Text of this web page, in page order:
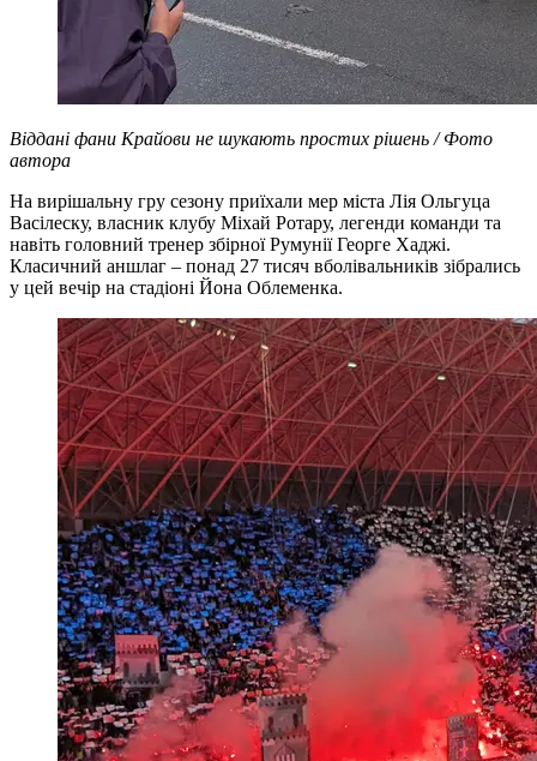
Віддані фани Крайови не шукають простих рішень / Фото
автора
На вирішальну гру сезону приїхали мер міста Лія Ольгуца
Васілеску, власник клубу Міхай Ротару, легенди команди та
навіть головний тренер збірної Румунії Георге Хаджі.
Класичний аншлаг – понад 27 тисяч вболівальників зібрались
у цей вечір на стадіоні Йона Облеменка.